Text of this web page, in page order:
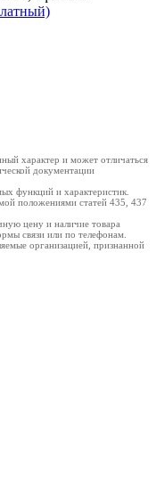
характер и может отличаться
документации
функций и характеристик.
положениями статей 435, 437
цену и наличие товара
связи или по телефонам.
организацией, признанной